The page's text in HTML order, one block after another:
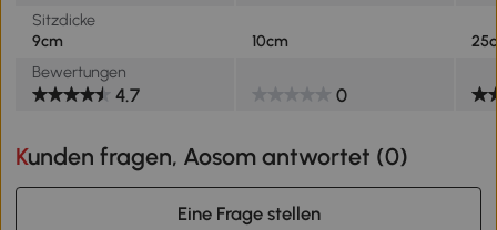
Sitzdicke
9cm
10cm
Bewertungen
4.7 0
Kunden fragen, Aosom antwortet (0)
Eine Frage stellen